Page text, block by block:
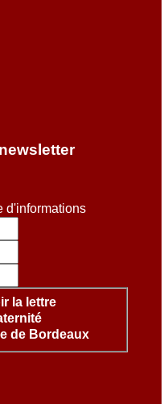
d'informations
la lettre
de Bordeaux